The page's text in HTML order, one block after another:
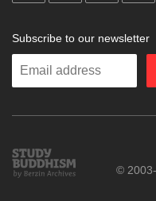
Subscribe to our newsletter
Enter
Study
Buddhism
©